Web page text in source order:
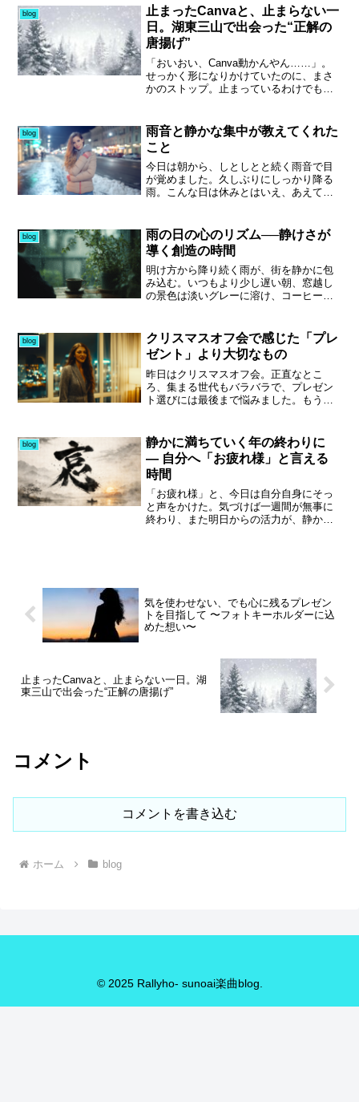
みは常につきまといます。YouTube BGM
配信を続けて3ヶ月、前日の三桁再生は確
かな成果であり、今こそ客観的視点で良
かった点を抽出するタイミングです。再
生動向や視聴維持率を分析し、毎朝の散
歩と同じようにPDCAを静かに回すこと
で、継続の手応えは必ず形になります。
心を整え、事実を見つめ、次の一歩へ──
blog
止まったCanvaと、止まらない一
日。湖東三山で出会った“正解の
唐揚げ”
「おいおい、Canva動かんやん……」。
せっかく形になりかけていたのに、まさ
かのストップ。止まっているわけでもな
とは思いつつ、こういう時ほど落ち着か
んものですね。とはいえ、今日は朝から
気持ちを切り替えて、しっかりBGM制作
に向き合っていました。音に集中する時
間は、やっぱり自分にとって大事なひと
ときです。ただ、どれだけ没頭していて
習慣があります。今回は少し寄り道。先
日話題にしていた“メロンパンの奥様”が、
実は唐揚げのキッチンカーもされている
と知り、今日は湖東三山で出店している
とのこと。買い物途中に立ち寄り、夕飯
のお酒のアテとして唐揚げを購入しまし
し！」。ビールとの相性も抜群で、今日
寄れたこと自体が正解でした。
blog
雨音と静かな集中が教えてくれた
こと
今日は朝から、しとしとと続く雨音で目
が覚めました。久しぶりにしっかり降る
雨。こんな日は休みとはいえ、あえて慌
すと釣られるように起き上がってしまう
ので、散歩にも行けない雨の日は、無理
せず二度寝してもらう方がいい。そんな
ふうに思える時間です。昨日のうちに買
い物も済ませていたので、今日は外出の
予定もなく、BGMを流しながらブログ執
うまく取り入れていて、「自分も何か新
しい要素を試してみようか」と思えてき
ます。毎日、時間に追われている感覚は
相変わらずですが、最近のチャレンジを
通じて、むしろ作業はコンパクトに進
み、学びも増えました。アウトプットが
さを、あらためて実感する朝です。
blog
雨の日の心のリズム──静けさが
導く創造の時間
明け方から降り続く雨が、街を静かに包
み込む。いつもより少し遅い朝、窓越し
の景色は淡いグレーに溶け、コーヒーの
る」ことと向き合える唯一の瞬間だから
だ。BGM制作を始めて3ヶ月。まだ駆け
出しではあるが、雨の朝にだけ訪れる“感
性の揺らぎ”が、音の輪郭を与えてくれ
る。現代は常に時間に追われ、心の余白
を失いがちだ。しかし、こうした静寂の
たらす内省と音づくりの関係を、感情と
理論の両面から掘り下げていく。心理的
なリセット効果やアコースティックギタ
ーによる表現の可能性も紹介しながら、
あなた自身の「朝のインスピレーショ
ン」を見つけるヒントをお届けしたい。
雨音が教えてくれるのは、止まらずと
も“静かに進む”ということ。――今日もま
blog
クリスマスオフ会で感じた「プレ
ゼント」より大切なもの
昨日はクリスマスオフ会。正直なとこ
ろ、集まる世代もバラバラで、プレゼン
ト選びには最後まで悩みました。もう少
と思っています。前半は食事をしながら
の雑談タイム。久しぶりに再会できた
方、初めて同席する方とも、今取り組ん
でいることや仕事の話などをゆっくり交
わし、あっという間に時間が過ぎまし
た。途中で席替えがあり、謎のサンタさ
んが登場。プレゼント交換では、お菓子
やレトルトカレー、お餅など無難な品が
は何であれ、こうしてご縁が広がるな
ら、それが一番。最後は皆さん笑顔で解
散となりました。
blog
静かに満ちていく年の終わりに
― 自分へ「お疲れ様」と言える
時間
「お疲れ様」と、今日は自分自身にそっ
と声をかけた。気づけば一週間が無事に
終わり、また明日からの活力が、静かに
とのご縁が大きく広がっていた。この12
月は、来年へのスタートダッシュにふさ
わしい時間だったように思う。毎日の配
信、毎日の学び。外へ出ることが苦では
覚。少しずつ、自分の心が開いていくの
を感じている。残りわずかな今年の日々
も、ひとつひとつを大切に味わいなが
ら、充実した時間として締めくくりた
気を使わせない、でも心に残るプレゼン
トを目指して 〜フォトキーホルダーに込
めた想い〜
止まったCanvaと、止まらない一日。湖
東三山で出会った“正解の唐揚げ”
コメント
コメントを書き込む
ホーム blog
© 2025 Rallyho- sunoai楽曲blog.